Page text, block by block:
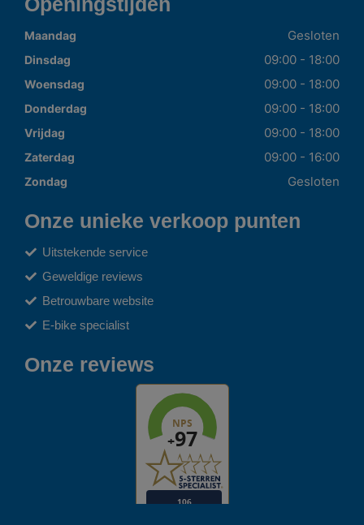
Maandag Gesloten
Dinsdag 09:00 - 18:00
Woensdag 09:00 - 18:00
Donderdag 09:00 - 18:00
Vrijdag 09:00 - 18:00
Zaterdag 09:00 - 16:00
Zondag Gesloten
Onze unieke verkoop punten
Uitstekende service
Geweldige reviews
Betrouwbare website
E-bike specialist
Onze reviews